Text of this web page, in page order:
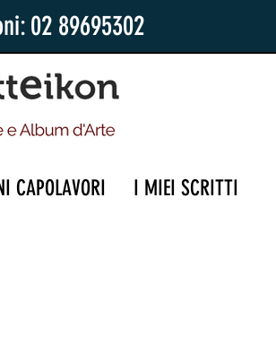
02 89695302
CAPOLAVORI I MIEI SCRITTI